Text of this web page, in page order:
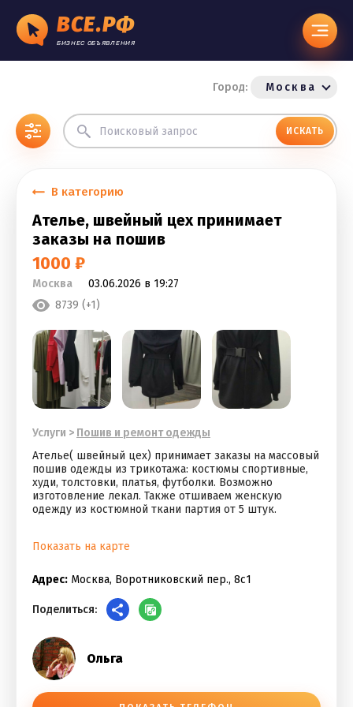
ВСЕ.РФ
БИЗНЕС ОБЪЯВЛЕНИЯ
Город: Москва
ИСКАТЬ
В категорию
Ателье, швейный цех принимает
заказы на пошив
1000 ₽
Москва
03.06.2026 в 19:27
8739 (+1)
Услуги > Пошив и ремонт одежды
Ателье( швейный цех) принимает заказы на массовый
пошив одежды из трикотажа: костюмы спортивные,
худи, толстовки, платья, футболки. Возможно
изготовление лекал. Также отшиваем женскую
одежду из костюмной ткани партия от 5 штук.
Показать на карте
Адрес: Москва, Воротниковский пер., 8с1
Поделиться:
Ольга